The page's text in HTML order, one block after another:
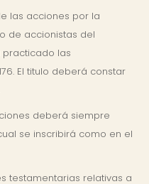
las acciones por la
de accionistas del
practicado las
El titulo deberá constar
deberá siempre
se inscribirá como en el
testamentarias relativas a